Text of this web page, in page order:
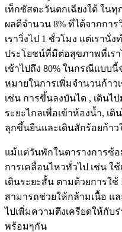
เท็กซัสตะวันตกเฉียงใต้ ใน
ผลดีจำนวน 8% ที่ได้จากกา
เราวิ่งไป 1 ชั่วโมง แต่เรานั่
ประโยชน์ที่มีต่อสุขภาพที่เรา
เช้าไปถึง 80% ในกรณีแบบนี้
หมายในการเพิ่มจำนวนก้าว
เช่น การขึ้นลงบันได , เดินไ
ระยะไกลเพื่อเข้าห้องน้ำ, เ
ลุกขึ้นยืนและเดินสักร้อยก้า
แม้แต่วันพักในตารางการซ้อ
การเคลื่อนไหวทั่วไป เช่น ใช้
เดินระยะสั้น ตามด้วยการใช้
สามารถช่วยให้กล้ามเนื้อ
ไปเพิ่มความตึงเครียดให้กับ
พร้อมๆกัน